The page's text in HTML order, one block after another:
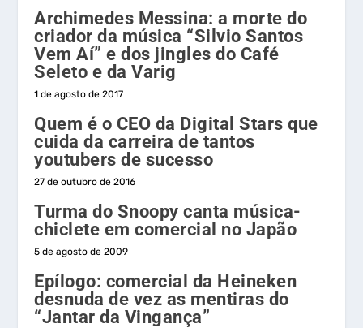
Archimedes Messina: a morte do
criador da música “Silvio Santos
Vem Aí” e dos jingles do Café
Seleto e da Varig
1 de agosto de 2017
Quem é o CEO da Digital Stars que
cuida da carreira de tantos
youtubers de sucesso
27 de outubro de 2016
Turma do Snoopy canta música-
chiclete em comercial no Japão
5 de agosto de 2009
Epílogo: comercial da Heineken
desnuda de vez as mentiras do
“Jantar da Vingança”